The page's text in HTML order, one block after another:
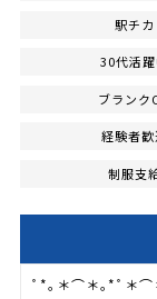
駅チカ
30代活躍
ブランク
経験者歓
制服支
ﾟ*｡＊⌒＊｡*ﾟ＊⌒